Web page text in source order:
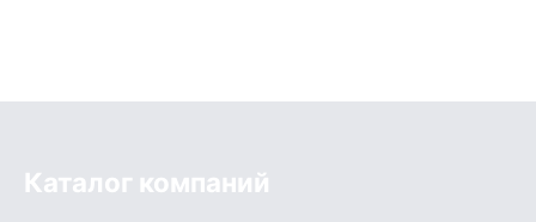
Каталог компаний